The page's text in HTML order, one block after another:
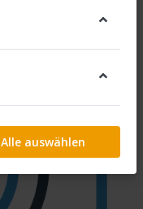
Alle auswählen